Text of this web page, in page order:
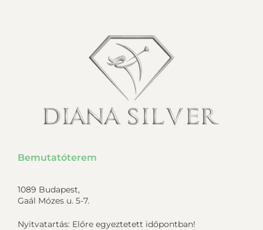
Bemutatóterem
1089 Budapest,
Gaál Mózes u. 5-7.
Nyitvatartás: Előre egyeztetett időpontban!